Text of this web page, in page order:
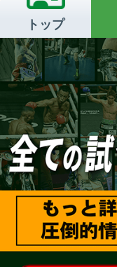
トップ